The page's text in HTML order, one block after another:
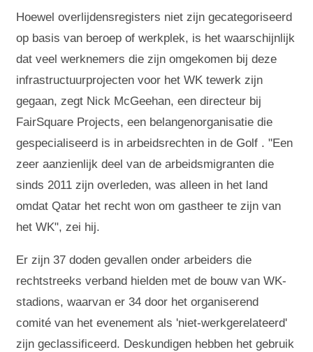
Hoewel overlijdensregisters niet zijn gecategoriseerd
op basis van beroep of werkplek, is het waarschijnlijk
dat veel werknemers die zijn omgekomen bij deze
infrastructuurprojecten voor het WK tewerk zijn
gegaan, zegt Nick McGeehan, een directeur bij
FairSquare Projects, een belangenorganisatie die
gespecialiseerd is in arbeidsrechten in de Golf . "Een
zeer aanzienlijk deel van de arbeidsmigranten die
sinds 2011 zijn overleden, was alleen in het land
omdat Qatar het recht won om gastheer te zijn van
het WK", zei hij.
Er zijn 37 doden gevallen onder arbeiders die
rechtstreeks verband hielden met de bouw van WK-
stadions, waarvan er 34 door het organiserend
comité van het evenement als 'niet-werkgerelateerd'
zijn geclassificeerd. Deskundigen hebben het gebruik